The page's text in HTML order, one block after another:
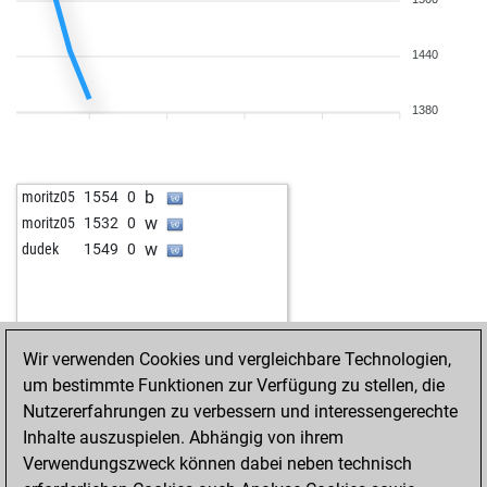
1440
1380
moritz05 1554 0 b
moritz05 1532 0 w
dudek 1549 0 w
Wir verwenden Cookies und vergleichbare Technologien,
um bestimmte Funktionen zur Verfügung zu stellen, die
Nutzererfahrungen zu verbessern und interessengerechte
Inhalte auszuspielen. Abhängig von ihrem
Verwendungszweck können dabei neben technisch